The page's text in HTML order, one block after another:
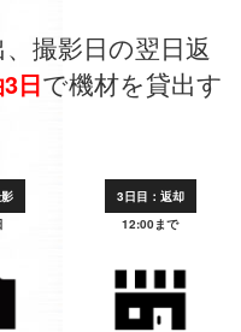
撮影日の翌日返
日で機材を貸出す
3日目：返却
12:00まで